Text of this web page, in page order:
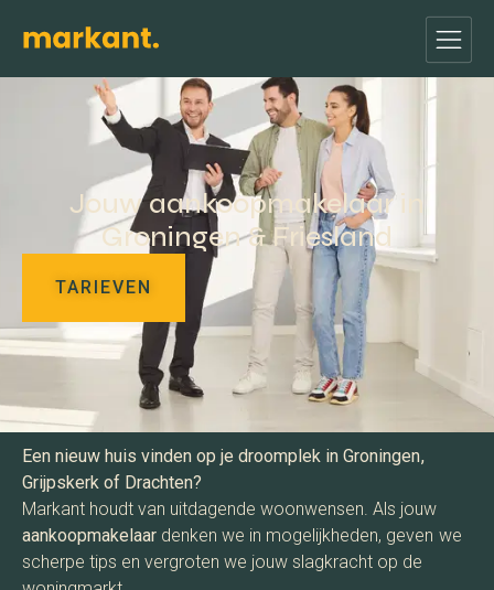
Jouw aankoopmakelaar in
Groningen & Friesland
TARIEVEN
Een nieuw huis vinden op je droomplek in Groningen,
Grijpskerk of Drachten?
Markant houdt van uitdagende woonwensen. Als jouw
aankoopmakelaar denken we in mogelijkheden, geven we
scherpe tips en vergroten we jouw slagkracht op de